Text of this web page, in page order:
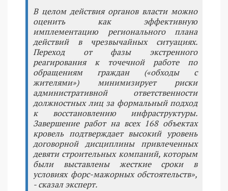
В целом действия органов власти можно
оценить как эффективную
имплементацию регионального плана
действий в чрезвычайных ситуациях.
Переход от фазы экстренного
реагирования к точечной работе по
обращениям граждан («обходы с
жителями») минимизирует риски
административной ответственности
должностных лиц за формальный подход
к восстановлению инфраструктуры.
Завершение работ на всех 168 объектах
кровель подтверждает высокий уровень
договорной дисциплины привлеченных
девяти строительных компаний, которым
были выставлены жесткие сроки в
условиях форс-мажорных обстоятельств»,
- сказал эксперт.